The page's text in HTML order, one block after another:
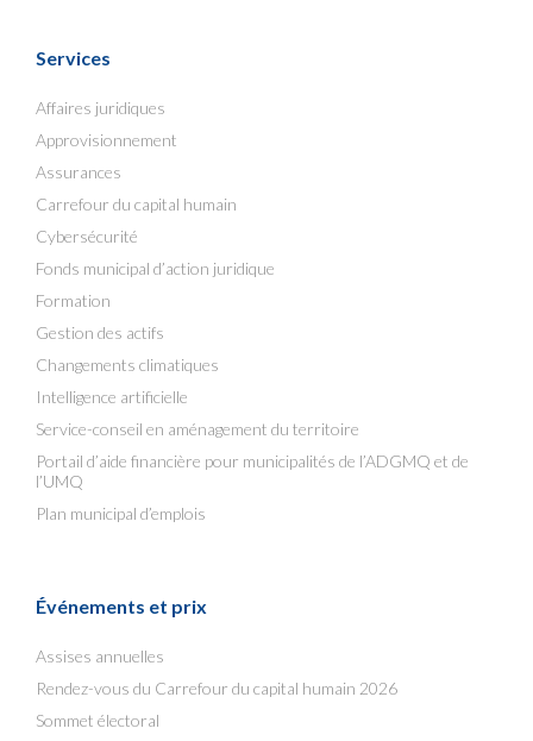
Services
Affaires juridiques
Approvisionnement
Assurances
Carrefour du capital humain
Cybersécurité
Fonds municipal d’action juridique
Formation
Gestion des actifs
Changements climatiques
Intelligence artificielle
Service-conseil en aménagement du territoire
Portail d’aide financière pour municipalités de l’ADGMQ et de
l’UMQ
Plan municipal d’emplois
Événements et prix
Assises annuelles
Rendez-vous du Carrefour du capital humain 2026
Sommet électoral